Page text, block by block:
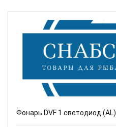
Фонарь DVF 1 светодиод (AL)